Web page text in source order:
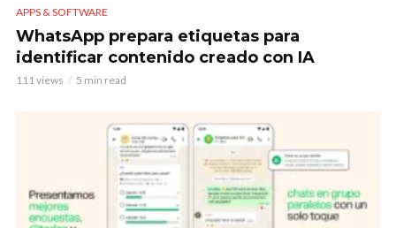
APPS & SOFTWARE
WhatsApp prepara etiquetas para
identificar contenido creado con IA
111 views 5 min read